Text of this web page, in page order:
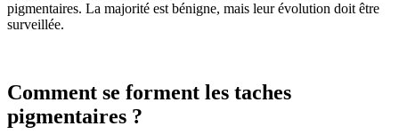
pigmentaires. La majorité est bénigne, mais leur évolution doit être
surveillée.
Comment se forment les taches
pigmentaires ?